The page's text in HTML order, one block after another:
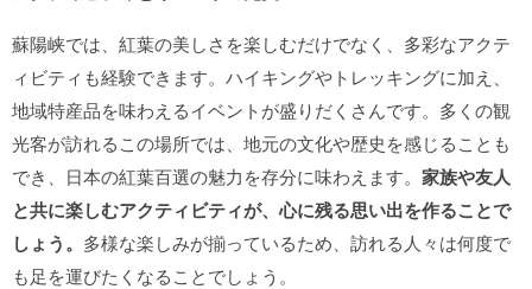
蘇陽峡では、紅葉の美しさを楽しむだけでなく、多彩なアクテ
ィビティも経験できます。ハイキングやトレッキングに加え、
地域特産品を味わえるイベントが盛りだくさんです。多くの観
光客が訪れるこの場所では、地元の文化や歴史を感じることも
でき、日本の紅葉百選の魅力を存分に味わえます。 家族や友人
と共に楽しむアクティビティが、心に残る思い出を作ることで
しょう。 多様な楽しみが揃っているため、訪れる人々は何度で
も足を運びたくなることでしょう。